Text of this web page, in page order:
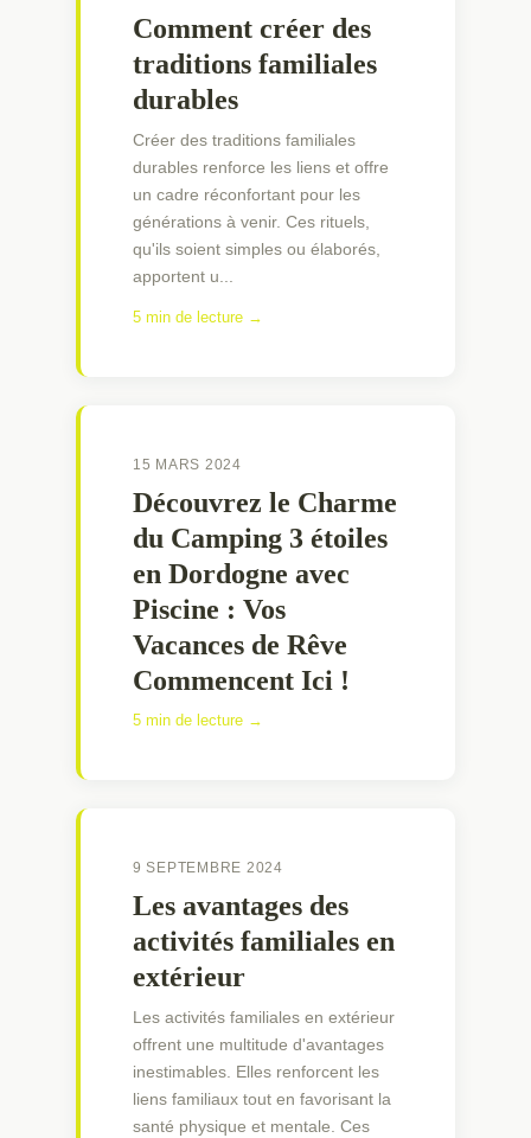
Comment créer des
traditions familiales
durables
Créer des traditions familiales
durables renforce les liens et offre
un cadre réconfortant pour les
générations à venir. Ces rituels,
qu'ils soient simples ou élaborés,
apportent u...
5 min de lecture →
15 MARS 2024
Découvrez le Charme
du Camping 3 étoiles
en Dordogne avec
Piscine : Vos
Vacances de Rêve
Commencent Ici !
5 min de lecture →
9 SEPTEMBRE 2024
Les avantages des
activités familiales en
extérieur
Les activités familiales en extérieur
offrent une multitude d'avantages
inestimables. Elles renforcent les
liens familiaux tout en favorisant la
santé physique et mentale. Ces